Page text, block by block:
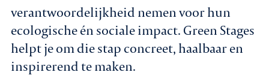
verantwoordelijkheid nemen voor hun
ecologische én sociale impact. Green Stages
helpt je om die stap concreet, haalbaar en
inspirerend te maken.